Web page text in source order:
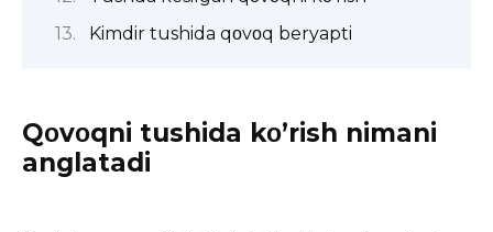
Kimdir tushida qοvοq beryapti
Qοvοqni tushida kο’rish nimani
anglatadi